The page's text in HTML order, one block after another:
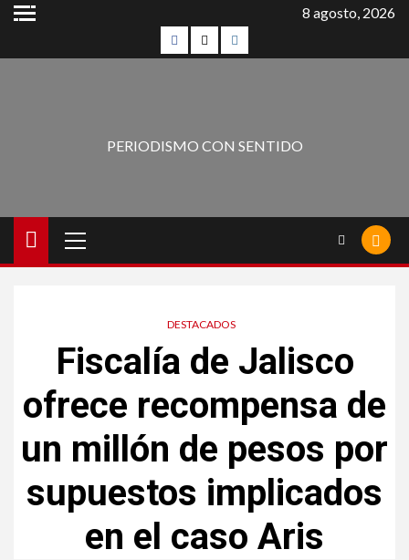
8 agosto, 2026
PERIODISMO CON SENTIDO
DESTACADOS
Fiscalía de Jalisco
ofrece recompensa de
un millón de pesos por
supuestos implicados
en el caso Aris